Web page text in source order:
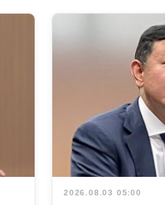
2026.08.03 05:00